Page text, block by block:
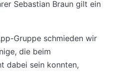
Sebastian Braun gilt ein
Gruppe schmieden wir
die beim
dabei sein konnten,